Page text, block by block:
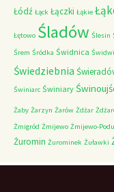
Łódź Łąck Łączki Łąkie
Łętowo Śladów Ślesin
Śrem Śródka Świdnica
Świedziebnia
Świniarc Świniary
Żaby Żarzyn Żarów Żdżar
Żmigród Żmijewo Żmijewo-
Żuromin Żurominek Żuławki